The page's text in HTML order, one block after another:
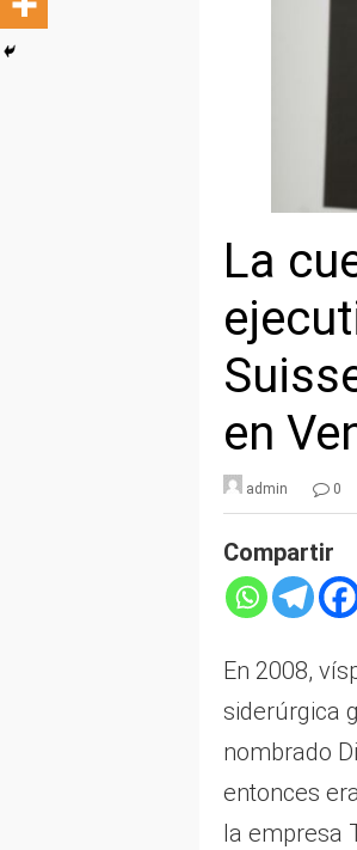
La
en
admin 0
Compartir
En 2008,
siderúrgica
nombrado
entonces
la empresa